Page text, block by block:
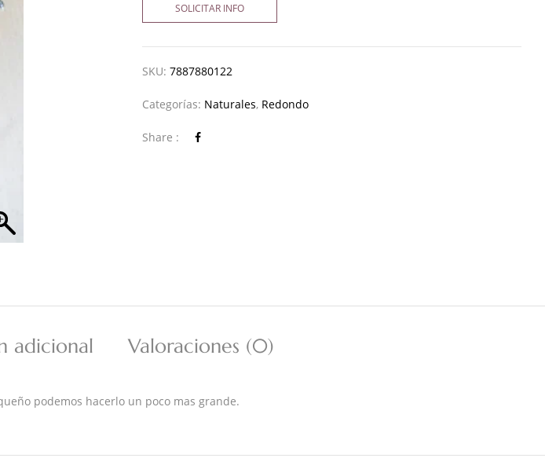
SOLICITAR INFO
SKU:7887880122
Categorías: Naturales, Redondo
Share :
adicional Valoraciones (0)
podemos hacerlo un poco mas grande.